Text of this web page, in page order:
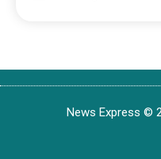
News Express ©